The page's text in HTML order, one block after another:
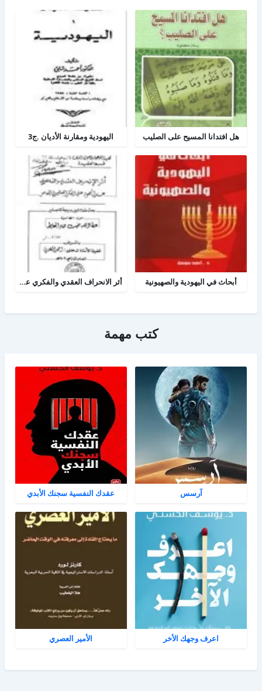
هل افتدانا المسيح على الصليب اليهودية ومقارنة الأديان .ج3
أبحاث في اليهودية والصهيونية أثر الانحراف العقدي والفكري عند اليهود على الفكر الصهيوني المعاصر
كتب مهمة
آرسس عقدك النفسية سجنك الأبدي
اعرف وجهك الأخر الأمير العصري